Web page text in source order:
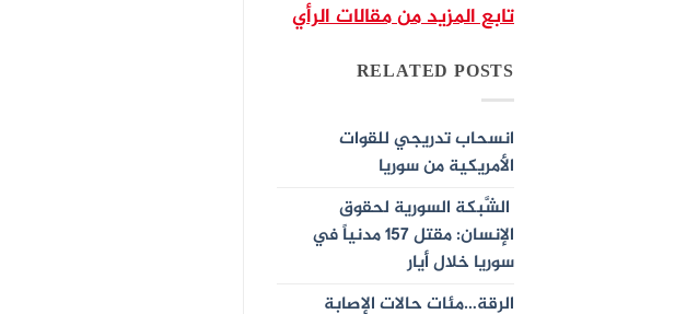
تابع المزيد من مقالات الرأي
RELATED POSTS
انسحاب تدريجي للقوات
الأمريكية من سوريا
الشَّبكة السورية لحقوق
الإنسان: مقتل 157 مدنياً في
سوريا خلال أيار
الرقة…مئات حالات الإصابة